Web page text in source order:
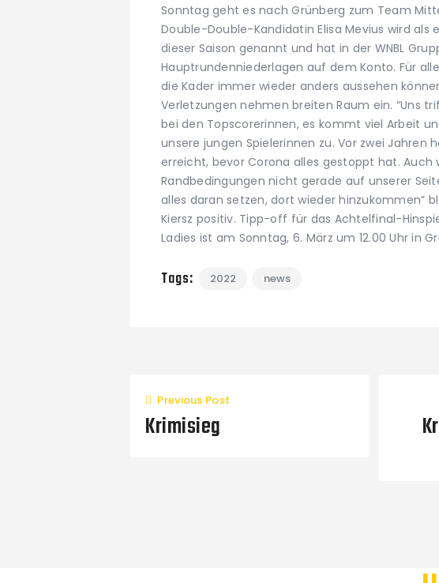
Sonntag geht es nach Grünberg zum Team
Double-Double-Kandidatin Elisa Mevius wird als
dieser Saison genannt und hat in der WNBL
Hauptrundenniederlagen auf dem Konto. Für
die Kader immer wieder anders aussehen
Verletzungen nehmen breiten Raum ein. “Uns
bei den Topscorerinnen, es kommt viel Arbeit
unsere jungen Spielerinnen zu. Vor zwei Jahren
erreicht, bevor Corona alles gestoppt hat. Auch
Randbedingungen nicht gerade auf unserer
alles daran setzen, dort wieder hinzukommen”
Kiersz positiv. Tipp-off für das Achtelfinal-
Ladies ist am Sonntag, 6. März um 12.00 Uhr in
Tags: 2022 news
Previous Post
Krimisieg